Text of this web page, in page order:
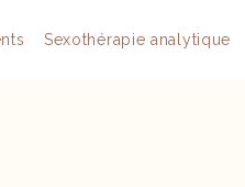
Sexothérapie analytique